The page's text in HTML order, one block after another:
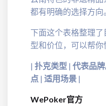
都有明确的选择方向
下面这个表格整理
型和价位，可以帮你
| 扑克类型 | 代表品
点 | 适用场景 |
WePoker官方